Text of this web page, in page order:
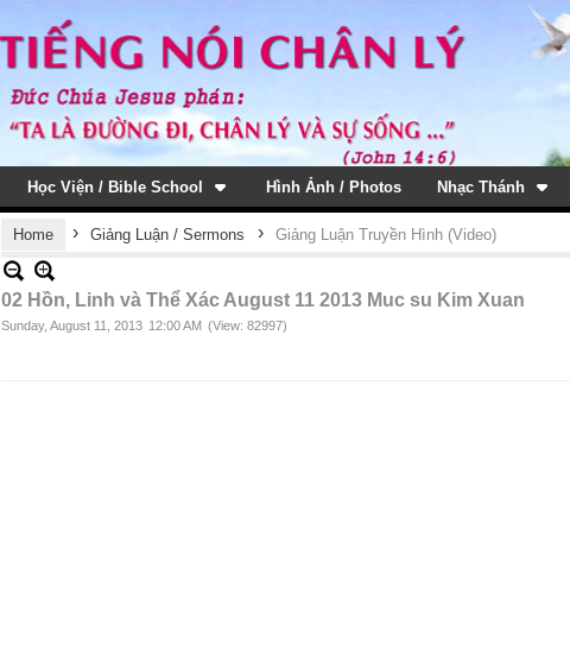
Học Viện / Bible School Hình Ảnh / Photos Nhạc Thánh
Home › Giảng Luận / Sermons › Giảng Luận Truyền Hình (Video)
02 Hồn, Linh và Thể Xác August 11 2013 Muc su Kim Xuan
Sunday, August 11, 2013 12:00 AM (View: 82997)